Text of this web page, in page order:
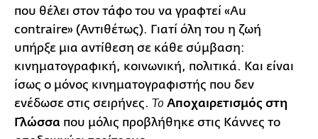
που θέλει στον τάφο του να γραφτεί «Au
contraire» (Αντιθέτως). Γιατί όλη του η ζωή
υπήρξε μια αντίθεση σε κάθε σύμβαση:
κινηματογραφική, κοινωνική, πολιτικά. Και είναι
ίσως ο μόνος κινηματογραφιστής που δεν
ενέδωσε στις σειρήνες. Το Αποχαιρετισμός στη
Γλώσσα που μόλις προβλήθηκε στις Κάννες το